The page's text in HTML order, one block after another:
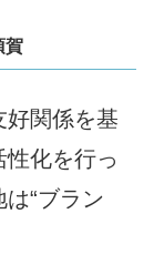
賀
好関係を基
化を行っ
“ブラン